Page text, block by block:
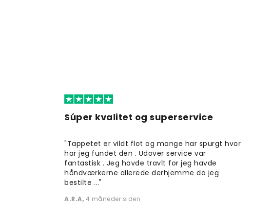
Súper kvalitet og superservice
"Tappetet er vildt flot og mange har spurgt hvor
har jeg fundet den . Udover service var
fantastisk . Jeg havde travlt for jeg havde
håndværkerne allerede derhjemme da jeg
bestilte ..."
A.R.A, 4 måneder siden